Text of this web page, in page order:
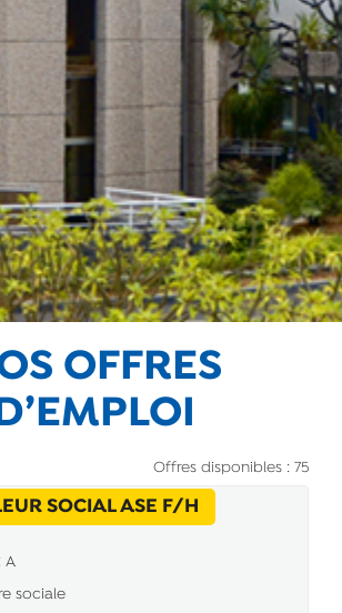
OFFRES
Offres disponibles : 75
SOCIAL ASE F/H
A
sociale